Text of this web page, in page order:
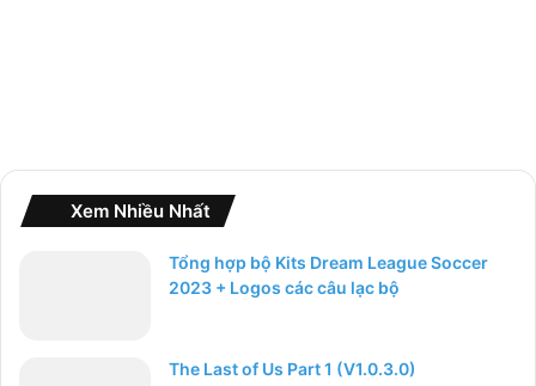
Xem Nhiều Nhất
Tổng hợp bộ Kits Dream League Soccer
2023 + Logos các câu lạc bộ
The Last of Us Part 1 (V1.0.3.0)